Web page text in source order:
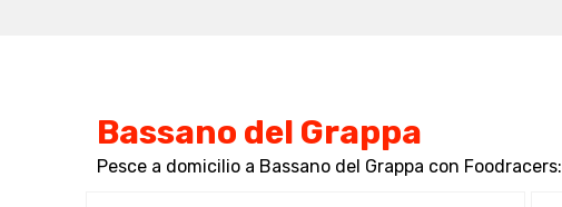
Bassano del Grappa
Pesce a domicilio a Bassano del Grappa con Foodracers: